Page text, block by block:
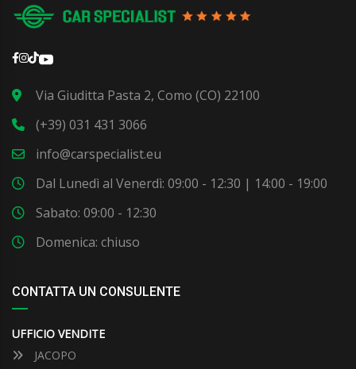
Via Giuditta Pasta 2, Como (CO) 22100
(+39) 031 431 3066
info@carspecialist.eu
Dal Lunedì al Venerdì: 09:00 - 12:30 | 14:00 - 19:00
Sabato: 09:00 - 12:30
Domenica: chiuso
CONTATTA UN CONSULENTE
UFFICIO VENDITE
JACOPO